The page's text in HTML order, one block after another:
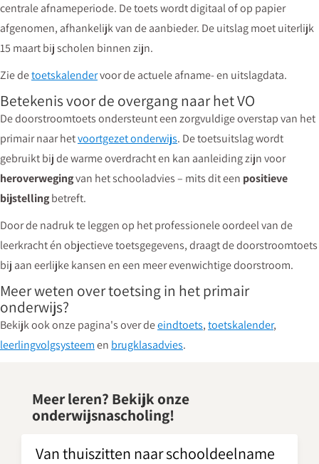
centrale afnameperiode. De toets wordt digitaal of op papier
afgenomen, afhankelijk van de aanbieder. De uitslag moet uiterlijk
15 maart bij scholen binnen zijn.
Zie detoetskalendervoor de actuele afname- en uitslagdata.
Betekenis voor de overgang naar het VO
De doorstroomtoets ondersteunt een zorgvuldige overstap van het
primair naar hetvoortgezet onderwijs. De toetsuitslag wordt
gebruikt bij de warme overdracht en kan aanleiding zijn voor
heroverwegingvan het schooladvies – mits dit een positieve
bijstellingbetreft.
Door de nadruk te leggen op het professionele oordeel van de
leerkracht én objectieve toetsgegevens, draagt de doorstroomtoets
bij aan eerlijke kansen en een meer evenwichtige doorstroom.
Meer weten over toetsing in het primair
onderwijs?
Bekijk ook onze pagina's over deeindtoets,toetskalender,
leerlingvolgsysteemen brugklasadvies.
Meer leren? Bekijk onze
onderwijsnascholing!
Van thuiszitten naar schooldeelname